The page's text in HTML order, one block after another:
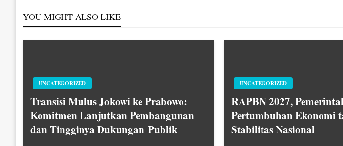
YOU MIGHT ALSO LIKE
UNCATEGORIZED
Transisi Mulus Jokowi ke Prabowo:
Komitmen Lanjutkan Pembangunan
dan Tingginya Dukungan Publik
UNCATEGORIZED
RAPBN 2027,
Pertumbuhan Ekonomi
Stabilitas Nasional